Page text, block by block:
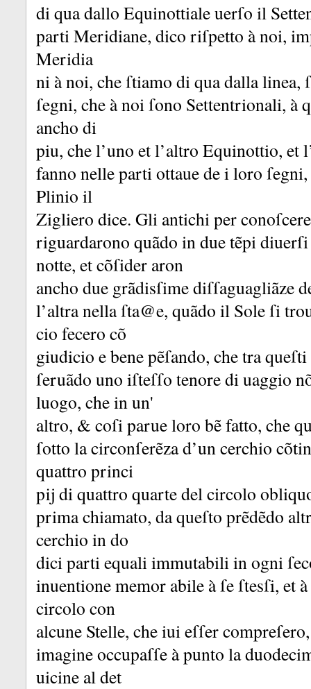
di qua dallo Equinottiale uerſo il
parti Meridiane, dico riſpetto à noi,
Meridia
ni à noi, che ſtiamo di qua dalla
ſegni, che à noi ſono Settentrionali,
ancho di
piu, che l’uno et l’altro Equinottio, et
fanno nelle parti ottaue de i loro
Plinio il
Zigliero dice. Gli antichi per
riguardarono quãdo in due tẽpi
notte, et cõſider aron
ancho due grãdisſime diſſaguagliãze
l’altra nella ſta@e, quãdo il Sole ſi
cio fecero cõ
giudicio e bene pẽſando, che tra
ſeruãdo uno iſteſſo tenore di uaggio
luogo, che in un'
altro, & coſi parue loro bẽ fatto, che
ſotto la circonſerẽza d’un cerchio
quattro princi
pĳ di quattro quarte del circolo
prima chiamato, da queſto prẽdẽdo
cerchio in do
dici parti equali immutabili in ogni
inuentione memor abile à ſe ſtesſi, et
circolo con
alcune Stelle, che iui eſſer
imagine occupaſſe à punto la
uicine al det